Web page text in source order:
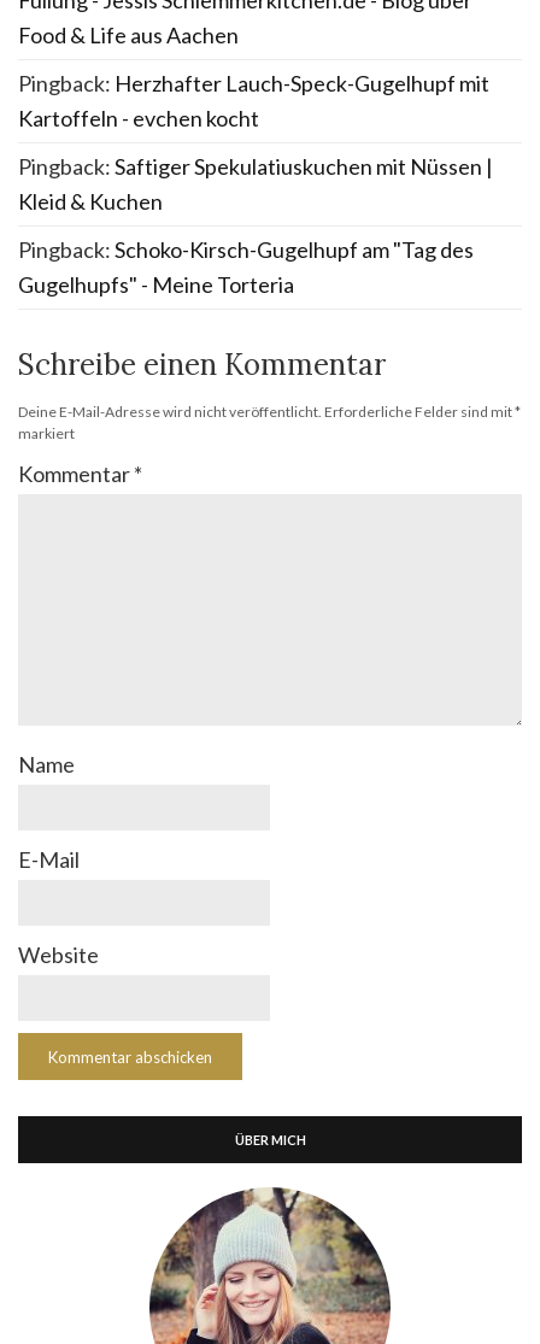
Food & Life aus Aachen
Pingback: Herzhafter Lauch-Speck-Gugelhupf mit
Kartoffeln - evchen kocht
Pingback:Saftiger Spekulatiuskuchen mit Nüssen |
Kleid & Kuchen
Pingback:Schoko-Kirsch-Gugelhupf am "Tag des
Gugelhupfs" - Meine Torteria
Schreibe einen Kommentar
Deine E-Mail-Adresse wird nicht veröffentlicht. Erforderliche Felder sind mit*
markiert
Kommentar*
Name
E-Mail
Website
ÜBER MICH